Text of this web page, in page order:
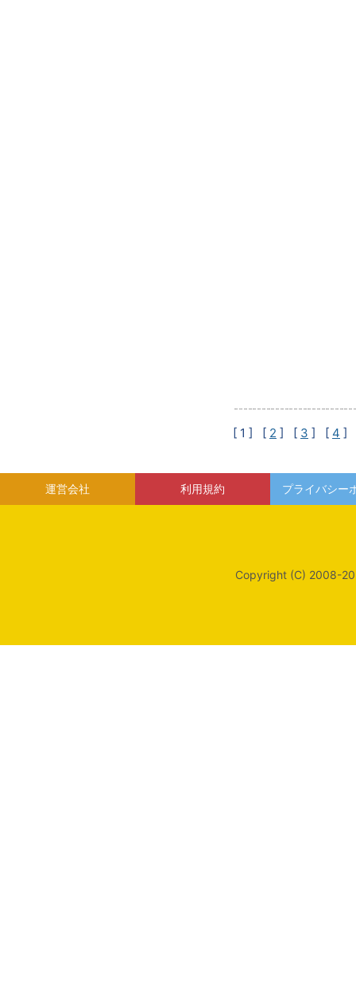
[ 1 ] [ 2 ] [ 3 ] [ 4 ]
運営会社 利用規約 プライバシー
Copyright (C) 2008-